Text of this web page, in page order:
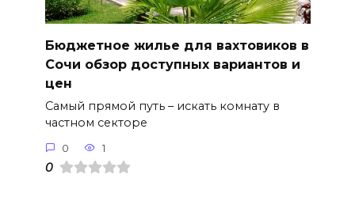
Бюджетное жилье для вахтовиков в
Сочи обзор доступных вариантов и
цен
Самый прямой путь – искать комнату в
частном секторе
0 1
0